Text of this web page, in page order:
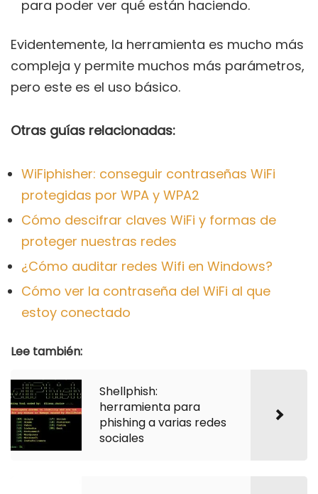
para poder ver qué están haciendo.
Evidentemente, la herramienta es mucho más
compleja y permite muchos más parámetros,
pero este es el uso básico.
Otras guías relacionadas:
WiFiphisher: conseguir contraseñas WiFi
protegidas por WPA y WPA2
Cómo descifrar claves WiFi y formas de
proteger nuestras redes
¿Cómo auditar redes Wifi en Windows?
Cómo ver la contraseña del WiFi al que
estoy conectado
Lee también:
Shellphish:
herramienta para
phishing a varias redes
sociales